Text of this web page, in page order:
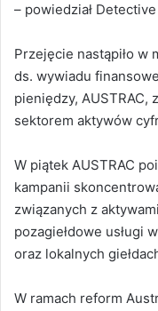
– powiedział
Przejęcie nastąpiło w
ds. wywiadu
pieniędzy, AUSTRAC,
sektorem aktywów
W piątek AUSTRAC
kampanii
związanych z
pozagiełdowe usługi
oraz lokalnych
W ramach reform